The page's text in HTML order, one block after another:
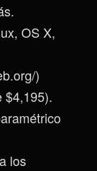
OS X,
)
$4,195).
los